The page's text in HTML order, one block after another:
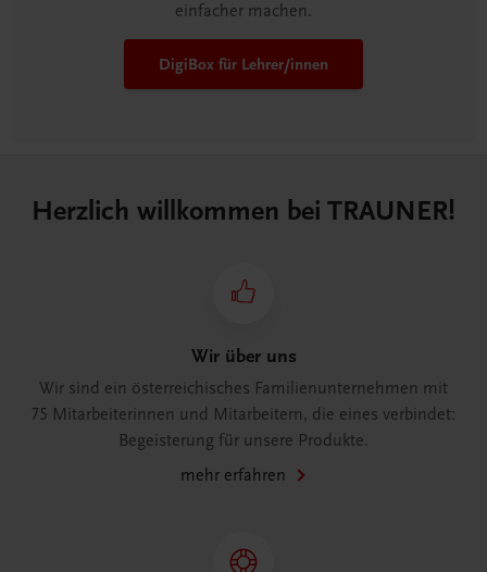
einfacher machen.
DigiBox für Lehrer/innen
Herzlich willkommen bei TRAUNER!
Wir über uns
Wir sind ein österreichisches Familienunternehmen mit
75 Mitarbeiterinnen und Mitarbeitern, die eines verbindet:
Begeisterung für unsere Produkte.
mehr erfahren